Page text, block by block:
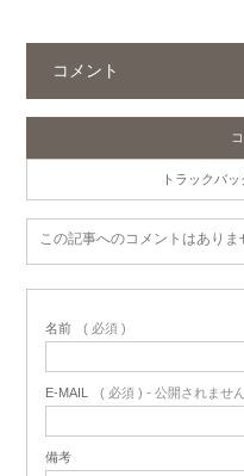
コメント
トラックバ
この記事へのコメントはありま
名前 ( 必須 )
E-MAIL ( 必須 ) - 公開されませ
備考